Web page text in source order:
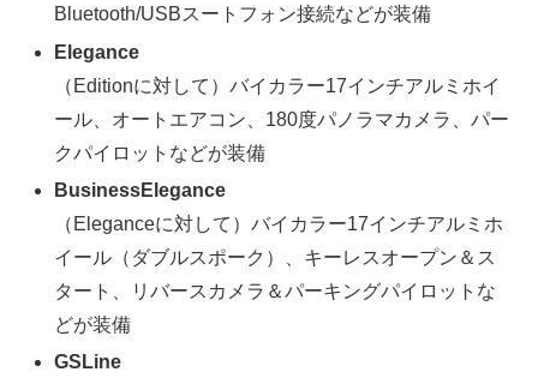
Bluetooth/USBスートフォン接続などが装備
Elegance
（Editionに対して）バイカラー17インチアルミホイ
ール、オートエアコン、180度パノラマカメラ、パー
クパイロットなどが装備
BusinessElegance
（Eleganceに対して）バイカラー17インチアルミホ
イール（ダブルスポーク）、キーレスオープン＆ス
タート、リバースカメラ＆パーキングパイロットな
どが装備
GSLine